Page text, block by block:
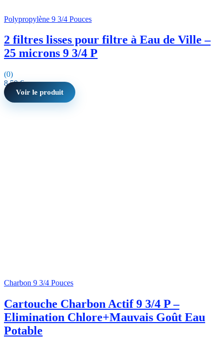
Polypropylène 9 3/4 Pouces
2 filtres lisses pour filtre à Eau de Ville –
25 microns 9 3/4 P
(0)
8,50€
Voir le produit
Charbon 9 3/4 Pouces
Cartouche Charbon Actif 9 3/4 P –
Elimination Chlore+Mauvais Goût Eau
Potable